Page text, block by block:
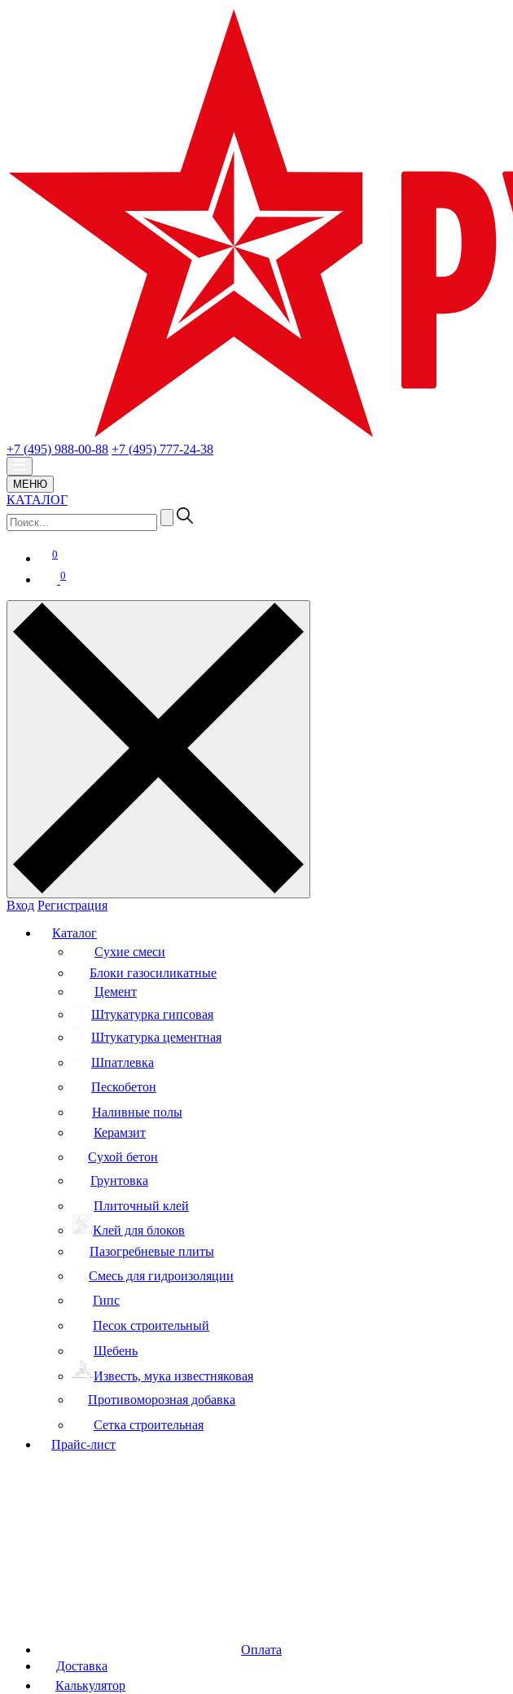
+7 (495) 988-00-88 +7 (495) 777-24-38
МЕНЮ
КАТАЛОГ
0
0
Вход Регистрация
Каталог
Сухие смеси
Блоки газосиликатные
Цемент
Штукатурка гипсовая
Штукатурка цементная
Шпатлевка
Пескобетон
Наливные полы
Керамзит
Сухой бетон
Грунтовка
Плиточный клей
Клей для блоков
Пазогребневые плиты
Смесь для гидроизоляции
Гипс
Песок строительный
Щебень
Известь, мука известняковая
Противоморозная добавка
Сетка строительная
Прайс-лист
Оплата
Доставка
Калькулятор